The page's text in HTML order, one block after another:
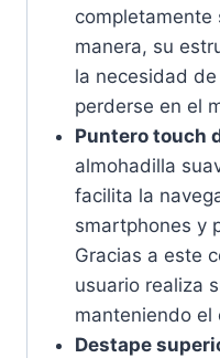
completamente
manera, su
la necesidad
perderse en el
Puntero touch
almohadilla
facilita la
smartphones y
Gracias a este
usuario realiza
manteniendo el
Destape